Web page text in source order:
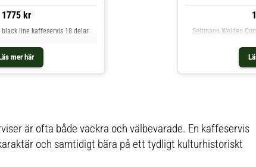
1775 kr
mer här
black line kaffeservis 18 delar
Seltmann Weiden
är ofta både vackra och välbevarade. En kaffeservis
och samtidigt bära på ett tydligt kulturhistoriskt